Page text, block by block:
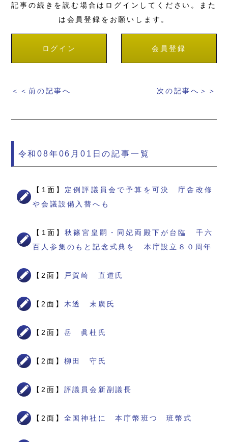
記事の続きを読む場合はログインしてください。また
は会員登録をお願いします。
ログイン 会員登録
＜＜前の記事へ 次の記事へ＞＞
令和08年06月01日の記事一覧
【1面】 定例評議員会で予算を可決 庁舎改修
や会議設備入替へも
【1面】秋篠宮皇嗣・同妃両殿下が台臨 千六
百人参集のもと記念式典を 本庁設立８０周年
【2面】 戸賀崎 直道氏
【2面】 木透 末廣氏
【2面】 岳 眞杜氏
【2面】 柳田 守氏
【2面】 評議員会新副議長
【2面】 全国神社に 本庁幣班つ 班幣式